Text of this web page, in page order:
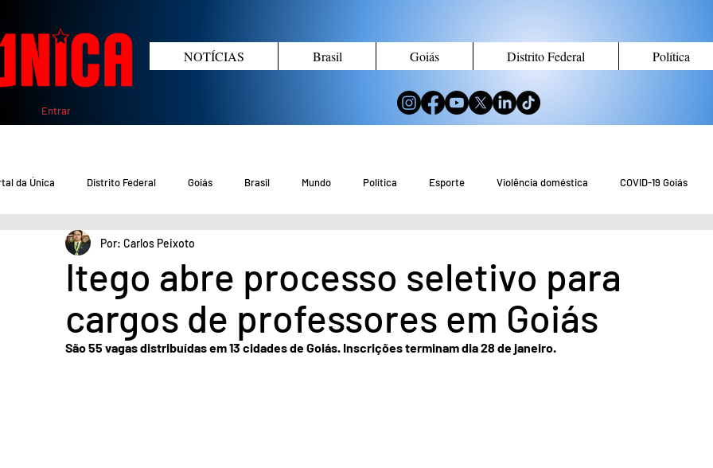
Entrar
NOTÍCIAS Brasil Goiás Distrito Federal Política
da Única Distrito Federal Goiás Brasil Mundo Política Esporte Violência doméstica COVID-19 Goiás
COVID-19 DF COVID-19 Brasil
Educação Economia
Itego abre processo seletivo para
cargos de professores em Goiás
Por: Carlos Peixoto
São 55 vagas distribuídas em 13 cidades de Goiás. Inscrições terminam dia 28 de janeiro.